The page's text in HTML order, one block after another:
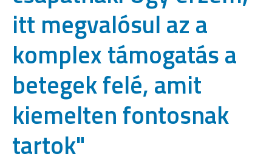
itt megvalósul az a
komplex támogatás a
betegek felé, amit
kiemelten fontosnak
tartok"